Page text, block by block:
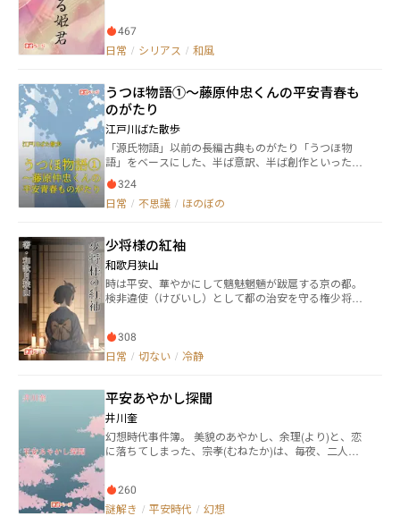
は。 古典「うつほ物語」のあて宮求婚譚から仲純の項
を中心にまとめてミステリ仕立てにしてみました。
467
日常 / シリアス / 和風
うつほ物語①～藤原仲忠くんの平安青春も
のがたり
江戸川ばた散歩
「源氏物語」以前の長編古典ものがたり「うつほ物
語」をベースにした、半ば意訳、半ば創作といったお
はなし。 清少納言たちも萌えた！ と言われている男
子中心のものがたりです。 男性キャラの人物造形はそ
のまま、女性があまりにも扱われていないので、補完
324
日常 / 不思議 / ほのぼの
少将様の紅袖
和歌月狭山
時は平安、華やかにして魑魅魍魎が跋扈する京の都。
検非違使（けびいし）として都の治安を守る権少将・
の）。 都に渦巻く愛憎と陰謀の中で、是実の「紅袖」
と呼ばれる彼女は 知恵と観察力を武器に、主君と共に
なる戦いが今始まる。 平安京×サスペンス×復讐劇。
308
日常 / 切ない / 冷静
平安あやかし探聞
井川奎
幻想時代事件簿。 美貌のあやかし、余理(より)と、恋
に落ちてしまった、宗孝(むねたか)は、毎夜、二人の
ものだった。 ところが、勤め上の相棒である、噂好き
の公達、頼近(よりちか)に、琵琶が吊るされているの
260
謎解き / 平安時代 / 幻想